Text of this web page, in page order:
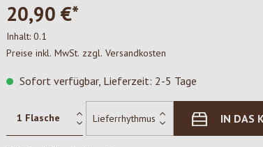
20,90 €*
Inhalt: 0.1
Preise inkl. MwSt. zzgl. Versandkosten
Sofort verfügbar, Lieferzeit: 2-5 Tage
IN DAS